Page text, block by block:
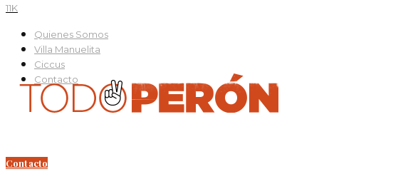
11K
Quienes Somos
Villa Manuelita
Ciccus
Contacto
Contacto